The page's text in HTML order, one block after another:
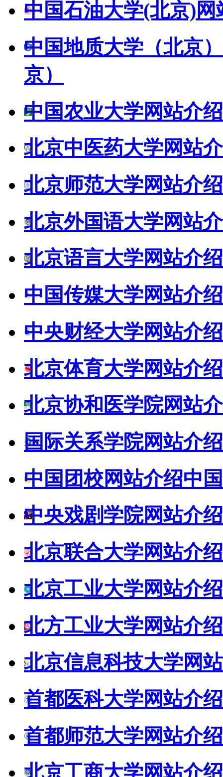
中国石油大学(北京)网
中国地质大学（北京
京）
中国农业大学网站介绍
北京中医药大学网站
北京师范大学网站介绍
北京外国语大学网站
北京语言大学网站介绍
中国传媒大学网站介绍
中央财经大学网站介绍
北京体育大学网站介绍
北京协和医学院网站
国际关系学院网站介绍
中国团校网站介绍中
中央戏剧学院网站介绍
北京联合大学网站介绍
北京工业大学网站介绍
北方工业大学网站介绍
北京信息科技大学网
首都医科大学网站介绍
首都师范大学网站介绍
北京工商大学网站介绍